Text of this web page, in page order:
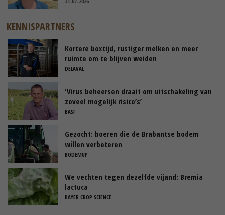
KENNISPARTNERS
Kortere boxtijd, rustiger melken en meer
ruimte om te blijven weiden
DELAVAL
‘Virus beheersen draait om uitschakeling van
zoveel mogelijk risico’s’
BASF
Gezocht: boeren die de Brabantse bodem
willen verbeteren
BODEMUP
We vechten tegen dezelfde vijand: Bremia
lactuca
BAYER CROP SCIENCE